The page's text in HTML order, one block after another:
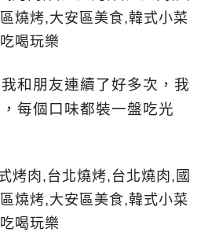
和朋友連續了好多次，我
每個口味都裝一盤吃光